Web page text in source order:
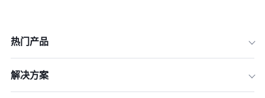
热门产品
解决方案